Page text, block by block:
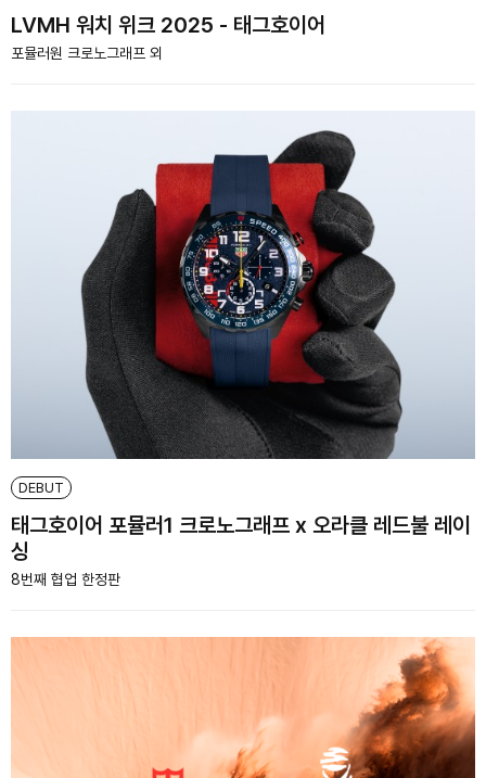
LVMH 워치 위크 2025 - 태그호이어
포뮬러원 크로노그래프 외
DEBUT
태그호이어 포뮬러1 크로노그래프 x 오라클 레드불 레이
싱
8번째 협업 한정판